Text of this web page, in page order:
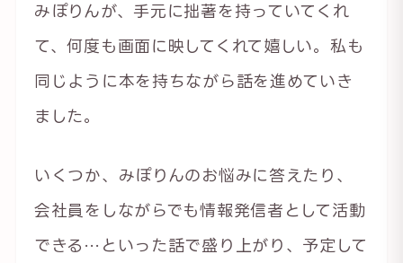
みぽりんが、手元に拙著を持っていてくれ
て、何度も画面に映してくれて嬉しい。私も
同じように本を持ちながら話を進めていき
ました。
いくつか、みぽりんのお悩みに答えたり、
会社員をしながらでも情報発信者として活動
できる…といった話で盛り上がり、予定して